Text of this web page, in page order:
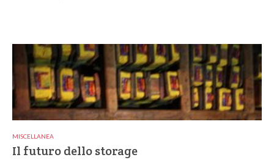
MISCELLANEA
Il futuro dello storage